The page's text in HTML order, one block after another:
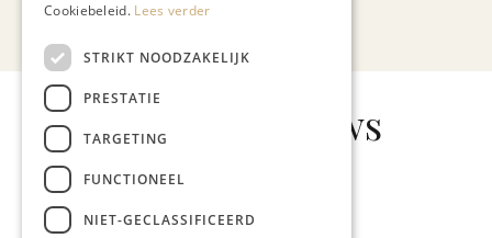
Bekijk alle artikelen
Gerelateerd nieuws
Cookiebeleid. Lees verder
STRIKT NOODZAKELIJK
PRESTATIE
TARGETING
FUNCTIONEEL
NIET-GECLASSIFICEERD